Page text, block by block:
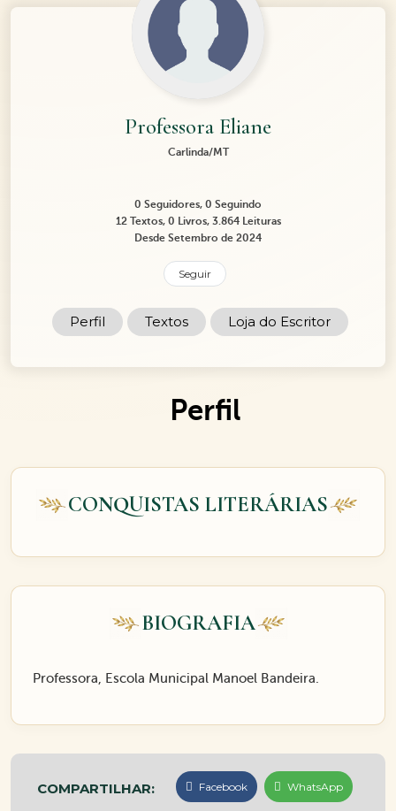
Professora Eliane
Carlinda/MT
0 Seguidores, 0 Seguindo
12 Textos, 0 Livros, 3.864 Leituras
Desde Setembro de 2024
Seguir
Perfil Textos Loja do Escritor
Perfil
CONQUISTAS LITERÁRIAS
BIOGRAFIA
Professora, Escola Municipal Manoel Bandeira.
COMPARTILHAR: Facebook WhatsApp